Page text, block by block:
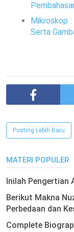
Mikroskop
Serta
Posting Lebih Baru
MATERI POPULER
Inilah Pengertian
Berikut Makna
Perbedaan dan
Complete